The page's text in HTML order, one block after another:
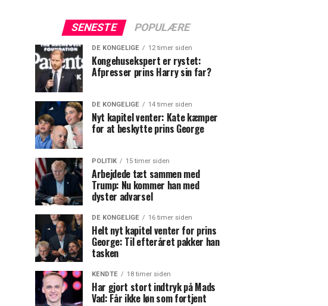
SENESTE POPULÆRE
DE KONGELIGE 12 timer siden
Kongehusekspert er rystet:
Afpresser prins Harry sin far?
DE KONGELIGE 14 timer siden
Nyt kapitel venter: Kate kæmper
for at beskytte prins George
POLITIK 15 timer siden
Arbejdede tæt sammen med
Trump: Nu kommer han med
dyster advarsel
DE KONGELIGE 16 timer siden
Helt nyt kapitel venter for prins
George: Til efteråret pakker han
tasken
KENDTE 18 timer siden
Har gjort stort indtryk på Mads
Vad: Får ikke løn som fortjent